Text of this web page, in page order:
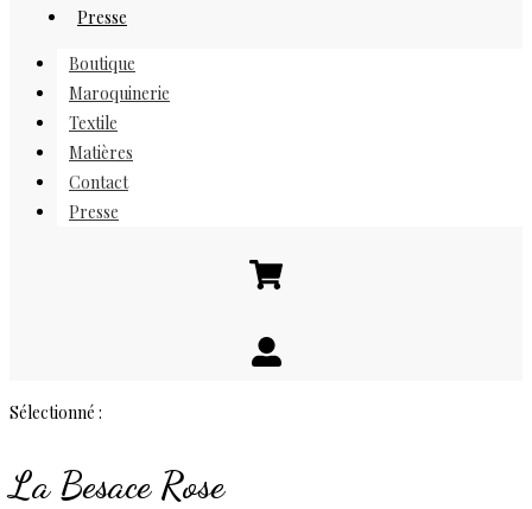
Presse
Boutique
Maroquinerie
Textile
Matières
Contact
Presse
Sélectionné :
La Besace Rose